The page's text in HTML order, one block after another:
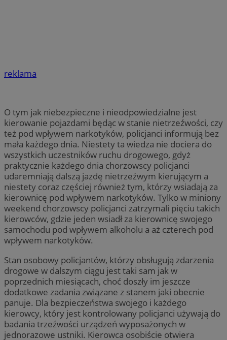
reklama
O tym jak niebezpieczne i nieodpowiedzialne jest
kierowanie pojazdami będąc w stanie nietrzeźwości, czy
też pod wpływem narkotyków, policjanci informują bez
mała każdego dnia. Niestety ta wiedza nie dociera do
wszystkich uczestników ruchu drogowego, gdyż
praktycznie każdego dnia chorzowscy policjanci
udaremniają dalszą jazdę nietrzeźwym kierującym a
niestety coraz częściej również tym, którzy wsiadają za
kierownicę pod wpływem narkotyków. Tylko w miniony
weekend chorzowscy policjanci zatrzymali pięciu takich
kierowców, gdzie jeden wsiadł za kierownicę swojego
samochodu pod wpływem alkoholu a aż czterech pod
wpływem narkotyków.
Stan osobowy policjantów, którzy obsługują zdarzenia
drogowe w dalszym ciągu jest taki sam jak w
poprzednich miesiącach, choć doszły im jeszcze
dodatkowe zadania związane z stanem jaki obecnie
panuje. Dla bezpieczeństwa swojego i każdego
kierowcy, który jest kontrolowany policjanci używają do
badania trzeźwości urządzeń wyposażonych w
jednorazowe ustniki. Kierowca osobiście otwiera